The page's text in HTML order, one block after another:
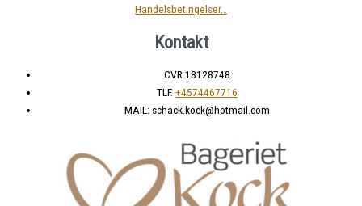
Handelsbetingelser…
Kontakt
CVR 18128748
TLF. +4574467716
MAIL: schack.kock@hotmail.com